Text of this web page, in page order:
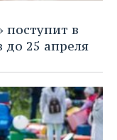
в
до 25 апреля